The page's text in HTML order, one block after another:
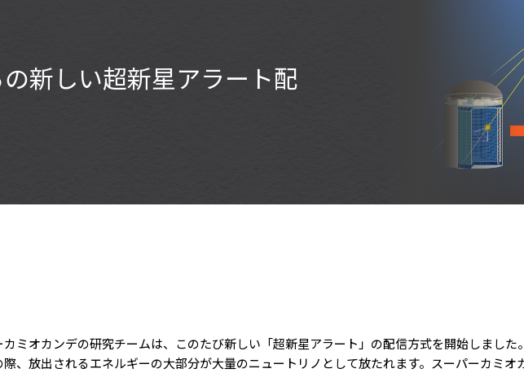
新しい超新星アラート配
ミオカンデの研究チームは、このたび新しい「超新星アラート」の配信方式を開始しまし
、放出されるエネルギーの大部分が大量のニュートリノとして放たれます。スーパーカミオ